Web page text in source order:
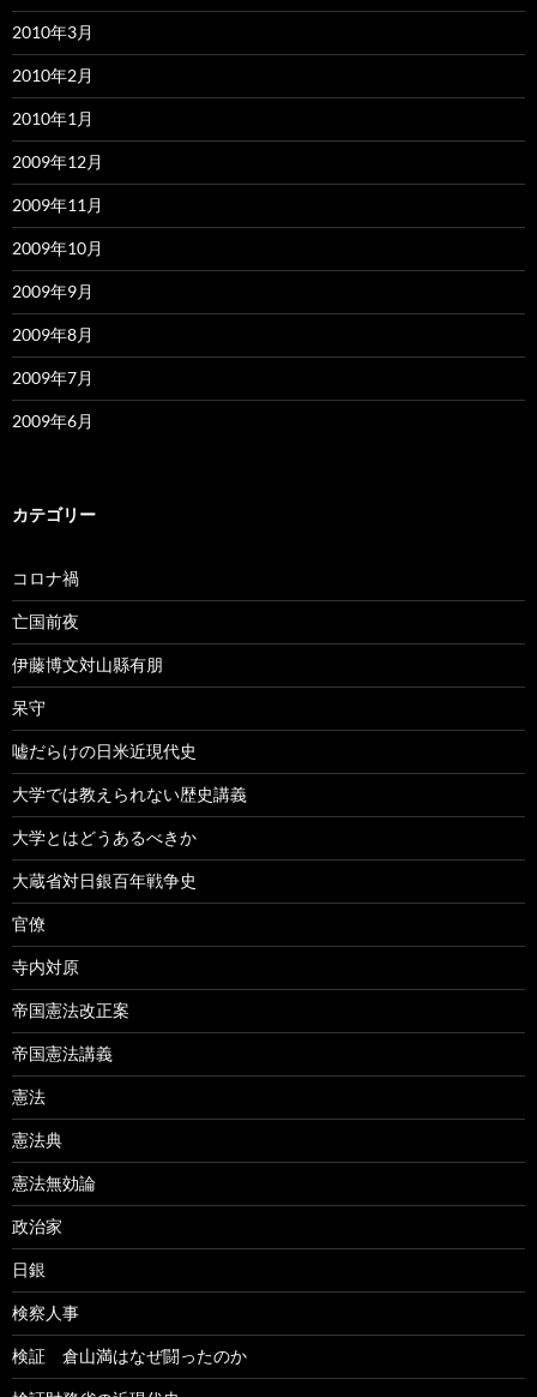
2010年3月
2010年2月
2010年1月
2009年12月
2009年11月
2009年10月
2009年9月
2009年8月
2009年7月
2009年6月
カテゴリー
コロナ禍
亡国前夜
伊藤博文対山縣有朋
呆守
嘘だらけの日米近現代史
大学では教えられない歴史講義
大学とはどうあるべきか
大蔵省対日銀百年戦争史
官僚
寺内対原
帝国憲法改正案
帝国憲法講義
憲法
憲法典
憲法無効論
政治家
日銀
検察人事
検証 倉山満はなぜ闘ったのか